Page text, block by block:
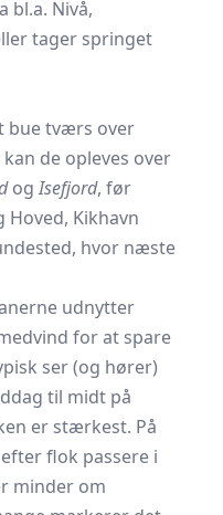
bl.a. Nivå,
tager springet
bue tværs over
de opleves over
ogIsefjord, før
Kikhavn
hvor næste
udnytter
for at spare
ser (og hører)
til midt på
er stærkest. På
flok passere i
minder om